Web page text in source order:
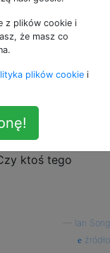
do
jak ludzie to
na
i
ktoś tego
Ian Song
źródło
z plików cookie i
że masz co
plików cookie i